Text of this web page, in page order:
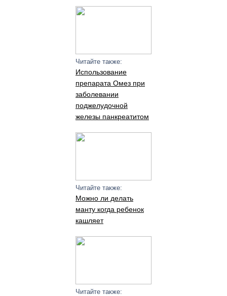
Читайте также:
Использование
препарата Омез при
заболевании
поджелудочной
железы панкреатитом
Читайте также:
Можно ли делать
манту когда ребенок
кашляет
Читайте также: